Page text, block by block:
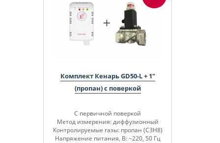
Комплект Кенарь GD50-L + 1"
(пропан) с поверкой
С первичной поверкой
Метод измерения: диффузионный
Контролируемые газы: пропан (C3H8)
Напряжение питания, В: ~220, 50 Гц